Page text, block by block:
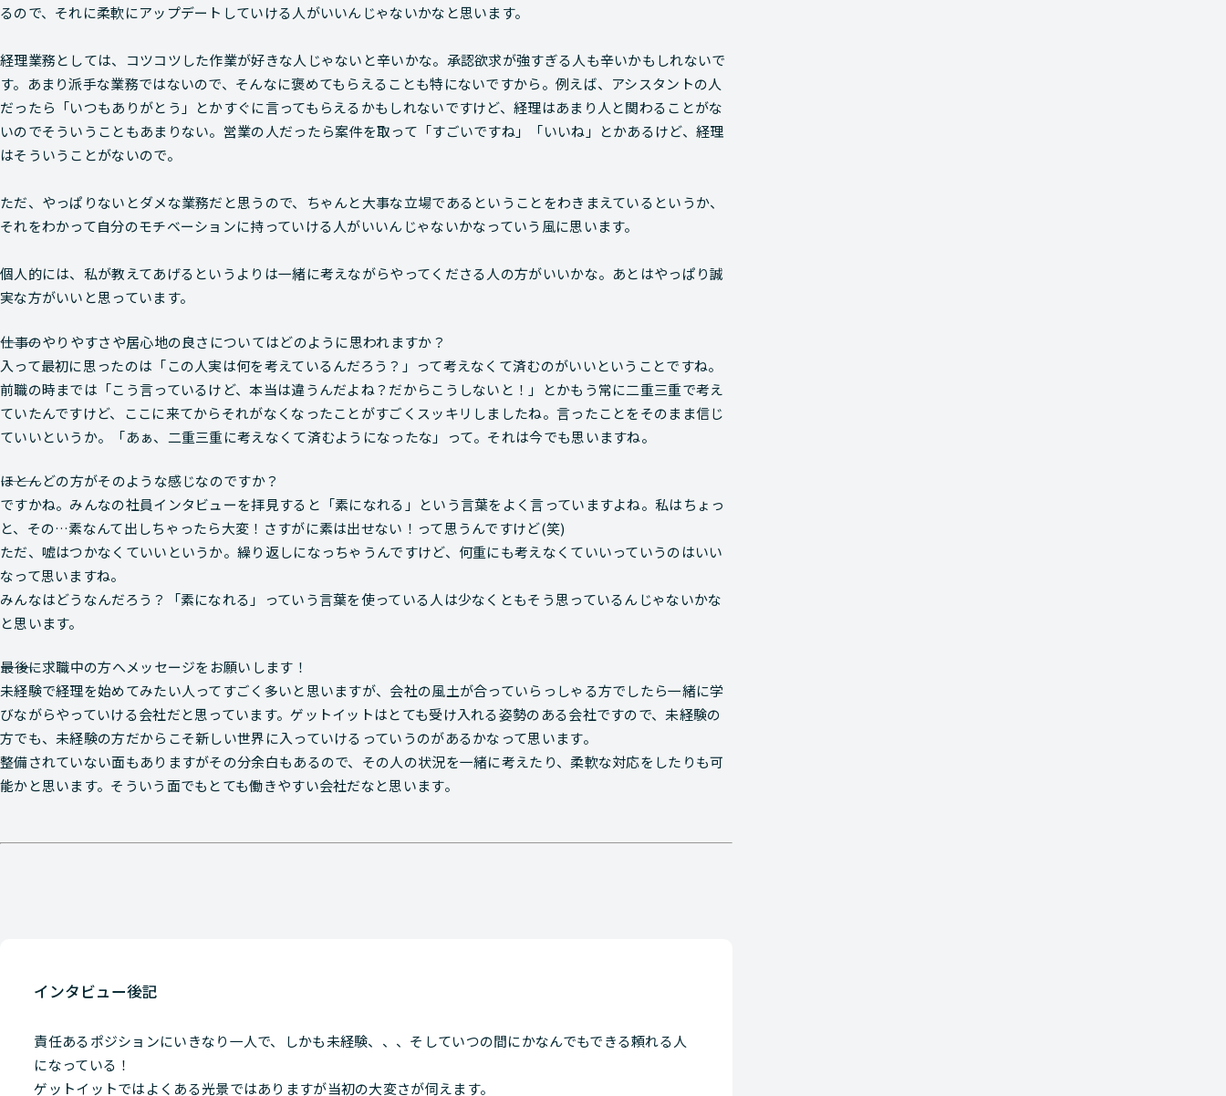
るので、それに柔軟にアップデートしていける人がいいんじゃないかなと思います。
経理業務としては、コツコツした作業が好きな人じゃないと辛いかな。承認欲求が強すぎる人も辛いかもしれないで
す。あまり派手な業務ではないので、そんなに褒めてもらえることも特にないですから。例えば、アシスタントの人
だったら「いつもありがとう」とかすぐに言ってもらえるかもしれないですけど、経理はあまり人と関わることがな
いのでそういうこともあまりない。営業の人だったら案件を取って「すごいですね」「いいね」とかあるけど、経理
はそういうことがないので。
ただ、やっぱりないとダメな業務だと思うので、ちゃんと大事な立場であるということをわきまえているというか、
それをわかって自分のモチベーションに持っていける人がいいんじゃないかなっていう風に思います。
個人的には、私が教えてあげるというよりは一緒に考えながらやってくださる人の方がいいかな。あとはやっぱり誠
実な方がいいと思っています。
―――仕事のやりやすさや居心地の良さについてはどのように思われますか？
入って最初に思ったのは「この人実は何を考えているんだろう？」って考えなくて済むのがいいということですね。
前職の時までは「こう言っているけど、本当は違うんだよね？だからこうしないと！」とかもう常に二重三重で考え
ていたんですけど、ここに来てからそれがなくなったことがすごくスッキリしましたね。言ったことをそのまま信じ
ていいというか。「あぁ、二重三重に考えなくて済むようになったな」って。それは今でも思いますね。
―――ほとんどの方がそのような感じなのですか？
ですかね。みんなの社員インタビューを拝見すると「素になれる」という言葉をよく言っていますよね。私はちょっ
と、その…素なんて出しちゃったら大変！さすがに素は出せない！って思うんですけど(笑)
ただ、嘘はつかなくていいというか。繰り返しになっちゃうんですけど、何重にも考えなくていいっていうのはいい
なって思いますね。
みんなはどうなんだろう？「素になれる」っていう言葉を使っている人は少なくともそう思っているんじゃないかな
と思います。
―――最後に求職中の方へメッセージをお願いします！
未経験で経理を始めてみたい人ってすごく多いと思いますが、会社の風土が合っていらっしゃる方でしたら一緒に学
びながらやっていける会社だと思っています。ゲットイットはとても受け入れる姿勢のある会社ですので、未経験の
方でも、未経験の方だからこそ新しい世界に入っていけるっていうのがあるかなって思います。
整備されていない面もありますがその分余白もあるので、その人の状況を一緒に考えたり、柔軟な対応をしたりも可
能かと思います。そういう面でもとても働きやすい会社だなと思います。
インタビュー後記
責任あるポジションにいきなり一人で、しかも未経験、、、そしていつの間にかなんでもできる頼れる人
になっている！
ゲットイットではよくある光景ではありますが当初の大変さが伺えます。